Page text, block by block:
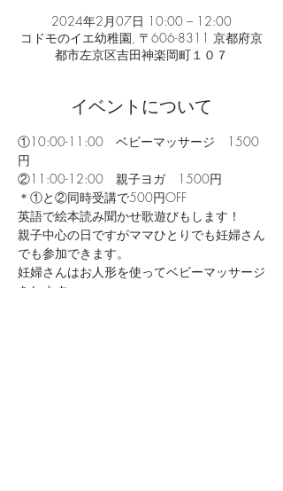
2024年2月07日 10:00 – 12:00
コドモのイエ幼稚園, 〒606-8311 京都府京
都市左京区吉田神楽岡町１０７
イベントについて
①10:00-11:00　ベビーマッサージ　1500
円
②11:00-12:00　親子ヨガ　1500円
＊①と②同時受講で500円OFF
英語で絵本読み聞かせ歌遊びもします！
親子中心の日ですがママひとりでも妊婦さん
でも参加できます。
妊婦さんはお人形を使ってベビーマッサージ
をします。